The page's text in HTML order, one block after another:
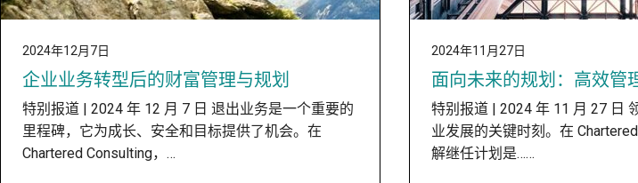
2024年12月7日
企业业务转型后的财富管理与规划
特别报道 | 2024 年 12 月 7 日 退出业务是一个重要的
里程碑，它为成长、安全和目标提供了机会。在
Chartered Consulting，…
2024年11月27日
面向未来的规划：高效管
特别报道 | 2024 年 11 月 27 日
业发展的关键时刻。在
解继任计划是……